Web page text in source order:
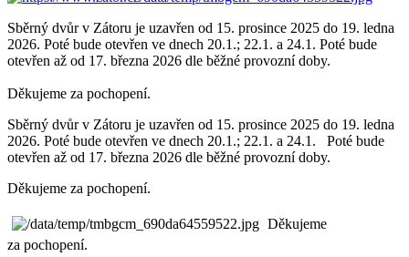
Sběrný dvůr v Zátoru je uzavřen od 15. prosince 2025 do 19. ledna
2026. Poté bude otevřen ve dnech 20.1.; 22.1. a 24.1. Poté bude
otevřen až od 17. března 2026 dle běžné provozní doby.
Děkujeme za pochopení.
Sběrný dvůr v Zátoru je uzavřen od 15. prosince 2025 do 19. ledna
2026. Poté bude otevřen ve dnech 20.1.; 22.1. a 24.1. Poté bude
otevřen až od 17. března 2026 dle běžné provozní doby.
Děkujeme za pochopení.
Děkujeme
za pochopení.